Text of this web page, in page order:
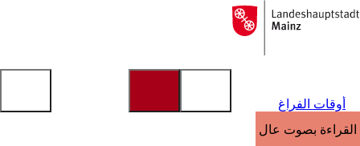
الانتقال إلى المحتوى
إلى
الصفحة
أوقات الفراغ
القراءة بصوت عالٍ